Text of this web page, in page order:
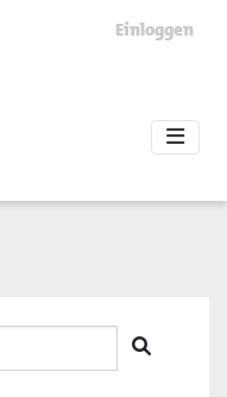
Einloggen